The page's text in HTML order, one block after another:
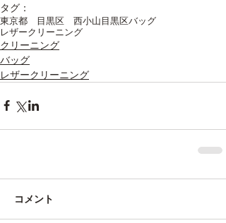
タグ：
東京都 目黒区 西小山目黒区バッグ
レザークリーニング
クリーニング
バッグ
レザークリーニング
コメント